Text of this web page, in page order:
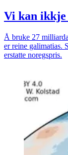
Vi kan ikkje
Å bruke 27
er reine galimatias.
erstatte noregspris.